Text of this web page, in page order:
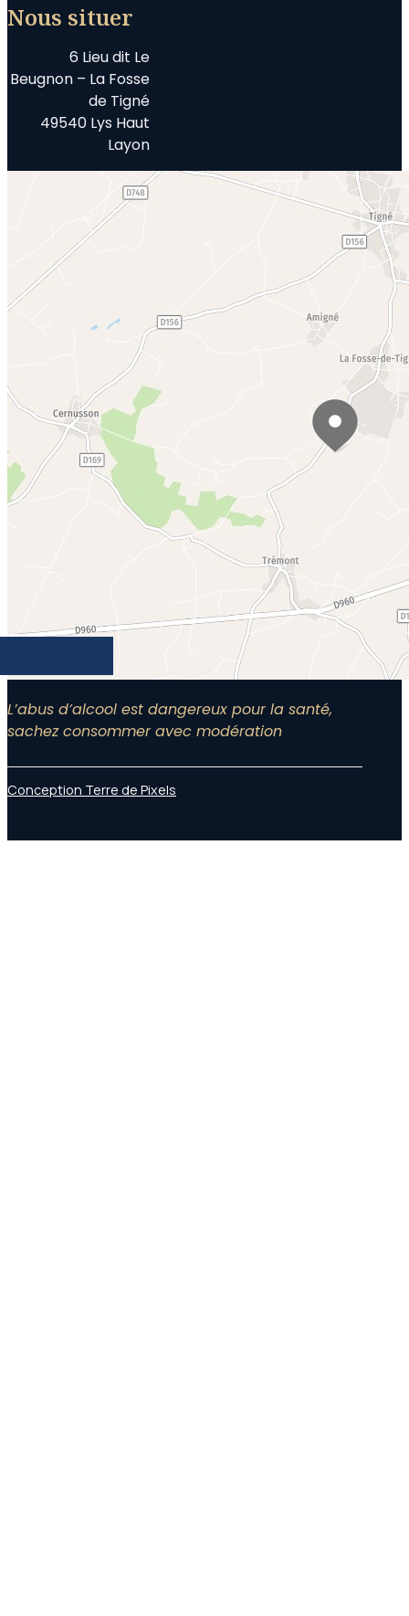
Nous situer
6 Lieu dit Le
Beugnon – La Fosse
de Tigné
49540 Lys Haut
Layon
L’abus d’alcool est dangereux pour la santé,
sachez consommer avec modération
Conception Terre de Pixels